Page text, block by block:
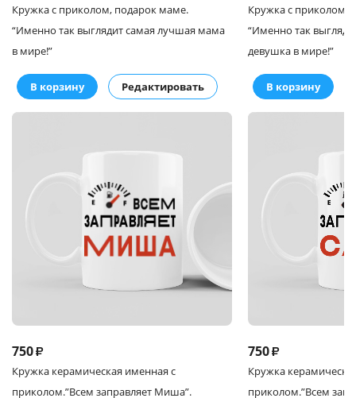
Кружкас приколом, подарок маме.
“Именно так выглядит самая лучшая мама
в мире!”
В корзину Редактировать
Кружкас приколом,
“Именно так
девушка в мире!”
В корзину
750₽
Кружка керамическая именная с
приколом.”Всем заправляет Миша”.
750₽
Кружка
приколом.”Всем